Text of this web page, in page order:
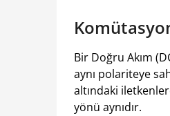
Bir Doğru Akım
aynı polariteye
altındaki
yönü aynıdır.